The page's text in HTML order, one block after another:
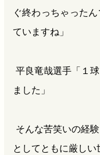
ぐ終わっちゃった
ていますね」
平良竜哉選手「１
ました」
そんな苦笑いの経
としてともに厳しい